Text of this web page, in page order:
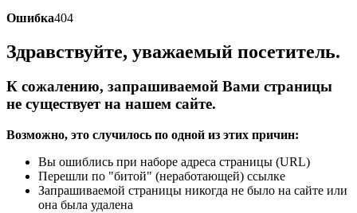
Ошибка404
Здравствуйте, уважаемый посетитель.
К сожалению, запрашиваемой Вами страницы
не существует на нашем сайте.
Возможно, это случилось по одной из этих причин:
Вы ошиблись при наборе адреса страницы (URL)
Перешли по "битой" (неработающей) ссылке
Запрашиваемой страницы никогда не было на сайте или
она была удалена